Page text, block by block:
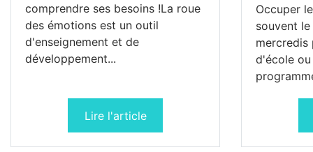
comprendre ses besoins !La roue
des émotions est un outil
d'enseignement et de
développement...
Lire l'article
Occuper
souvent
mercredis
d'école ou